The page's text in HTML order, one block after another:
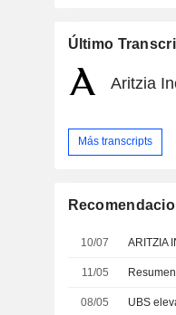
Último
Aritzia
Más transcripts
10/07 ARITZIA
11/05
08/05